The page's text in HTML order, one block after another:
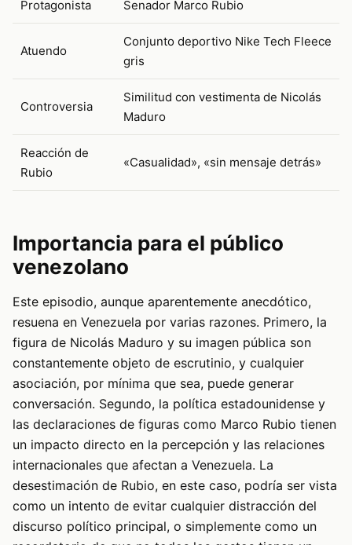
Protagonista Senador Marco Rubio
Atuendo
Conjunto deportivo Nike Tech Fleece
gris
Controversia
Similitud con vestimenta de Nicolás
Maduro
Reacción de
Rubio
«Casualidad», «sin mensaje detrás»
Importancia para el público
venezolano
Este episodio, aunque aparentemente anecdótico,
resuena en Venezuela por varias razones. Primero, la
figura de Nicolás Maduro y su imagen pública son
constantemente objeto de escrutinio, y cualquier
asociación, por mínima que sea, puede generar
conversación. Segundo, la política estadounidense y
las declaraciones de figuras como Marco Rubio tienen
un impacto directo en la percepción y las relaciones
internacionales que afectan a Venezuela. La
desestimación de Rubio, en este caso, podría ser vista
como un intento de evitar cualquier distracción del
discurso político principal, o simplemente como un